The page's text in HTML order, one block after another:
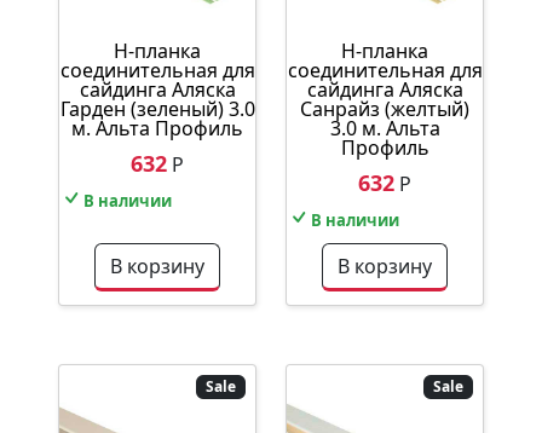
Н-планка
соединительная для
сайдинга Аляска
Гарден (зеленый) 3.0
м. Альта Профиль
632 Р
В наличии
В корзину
Н-планка
соединительная для
сайдинга Аляска
Санрайз (желтый)
3.0 м. Альта
Профиль
632 Р
В наличии
В корзину
Sale Sale